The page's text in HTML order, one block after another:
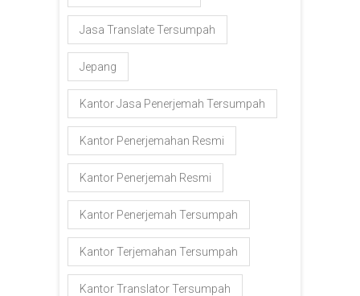
Jasa Translate Tersumpah
Jepang
Kantor Jasa Penerjemah Tersumpah
Kantor Penerjemahan Resmi
Kantor Penerjemah Resmi
Kantor Penerjemah Tersumpah
Kantor Terjemahan Tersumpah
Kantor Translator Tersumpah